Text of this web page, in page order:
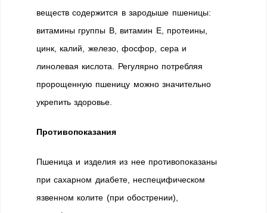
веществ содержится в зародыше пшеницы:
витамины группы В, витамин Е, протеины,
цинк, калий, железо, фосфор, сера и
линолевая кислота. Регулярно потребляя
пророщенную пшеницу можно значительно
укрепить здоровье.
Противопоказания
Пшеница и изделия из нее противопоказаны
при сахарном диабете, неспецифическом
язвенном колите (при обострении),